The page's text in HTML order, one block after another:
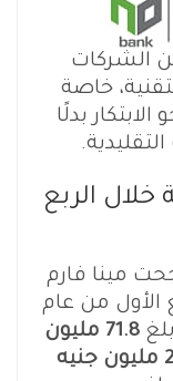
الشركات
خاصة
بدلًا
خلال الربع
مينا فارم
الأول من عام
71.8 مليون